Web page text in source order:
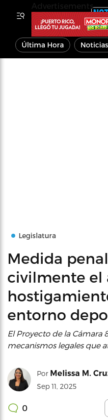
Última Hora Noticias
Legislatura
Medida
civilmente el
entorno
El Proyecto de la Cámara
mecanismos legales que
Por Melissa M.
Sep 11, 2025
0
Advertisements